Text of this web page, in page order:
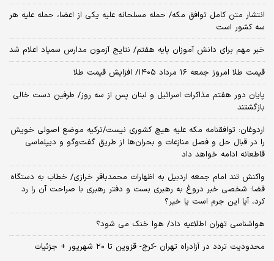
انتشار متن کامل توافق مکه/ حمله مسلحانه علیه یکی از اعضا، حمله علیه هر
سه کشور است
خبر مهم برای دانش آموزان پایه هفتم/ نتایج آزمون مدارس سمپاد اعلام شد
قیمت طلا امروز جمعه ۱۶ مرداد ۱۴۰۵/ افزایش قیمت طلا
پایان دور هفتم مذاکرات اسرائیل و لبنان پس از سه روز/ طرفین دست خالی
بازگشتند
اردوغان: توافقنامه مکه علیه هیچ کشوری نیست/ترکیه موضع اصولی خویش
را در قبال حل و فصل منازعات و بحران‌ها از طریق گفت‌وگو و دیپلماسی
قاطعانه ادامه خواهد داد
واکنش تند امام جمعه اردبیل به اظهارات محمدباقر خرازی/ خطاب به دستگاه
قضا: شخصی خبر دروغ به رهبری بست و دفتر رهبری با صراحت آن را رد
کرد، آیا این جرم است یا خیر؟
هواشناسی تهران اطلاعیه داد/ هوا خنک می شود؟
محدودیت تردد در آزادراه تهران -کرج- قزوین تا ۲۰ شهریور + جزئیات